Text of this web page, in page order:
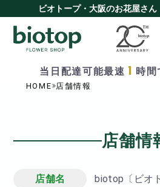
ビオトープ・大阪のお花屋さ
当日配達可能最速 1 時間
HOME 店舗情報
店舗情
店舗名
biotop〔ビオ